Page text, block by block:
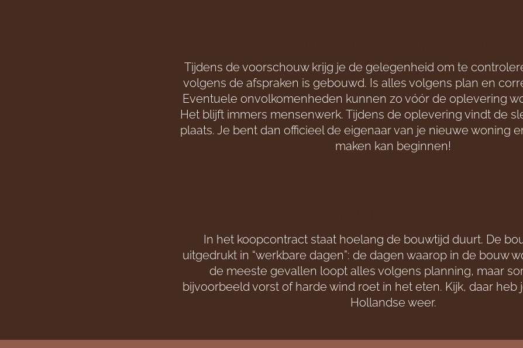
Tijdens de voorschouw krijg je de gelegenheid om te
volgens de afspraken is gebouwd. Is alles volgens plan en
Eventuele onvolkomenheden kunnen zo vóór de oplevering
Het blijft immers mensenwerk. Tijdens de oplevering vindt de
plaats. Je bent dan officieel de eigenaar van je nieuwe woning
maken kan beginnen!
In het koopcontract staat hoelang de bouwtijd duurt. De
uitgedrukt in “werkbare dagen”: de dagen waarop in de bouw
de meeste gevallen loopt alles volgens planning, maar
bijvoorbeeld vorst of harde wind roet in het eten. Kijk, daar heb
Hollandse weer.